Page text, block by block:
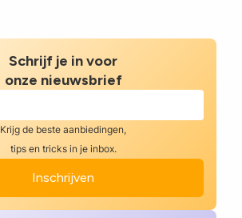
Schrijf je in voor
onze nieuwsbrief
Krijg de beste aanbiedingen,
tips en tricks in je inbox.